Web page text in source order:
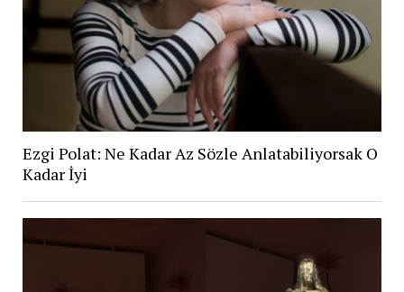
Ezgi Polat: Ne Kadar Az Sözle Anlatabiliyorsak O
Kadar İyi